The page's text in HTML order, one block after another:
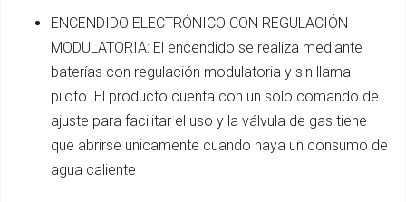
ENCENDIDO ELECTRÓNICO CON REGULACIÓN
MODULATORIA: El encendido se realiza mediante
baterías con regulación modulatoria y sin llama
piloto. El producto cuenta con un solo comando de
ajuste para facilitar el uso y la válvula de gas tiene
que abrirse unicamente cuando haya un consumo de
agua caliente